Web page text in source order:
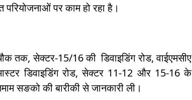
पर काम हो रहा है।
तक, सेक्टर-15/16 की डिवाइडिंग रोड, वाईएमसीए
डिवाइडिंग रोड, सेक्टर 11-12 और 15-16 के
सङको की बारीकी से जानकारी ली।